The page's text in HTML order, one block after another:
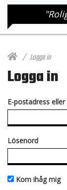
Logga in
Logga in
E-postadress
Lösenord
Kom ihåg mig